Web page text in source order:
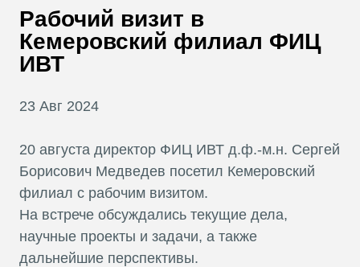
Т
Рабочий визит в
Кемеровский филиал ФИЦ
ИВТ
23 Авг 2024
20 августа директор ФИЦ ИВТ д.ф.-м.н. Сергей
Борисович Медведев посетил Кемеровский
филиал с рабочим визитом.
На встрече обсуждались текущие дела,
научные проекты и задачи, а также
дальнейшие перспективы.